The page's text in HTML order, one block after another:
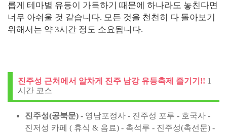
롭게 테마별 유등이 가득하기 때문에 하나라도 놓친다면
너무 아쉬울 것 같습니다. 모든 것을 천천히 다 돌아보기
위해서는 약 3시간 정도 소요됩니다.
진주성 근처에서 알차게 진주 남강 유등축제 즐기기!! 1
시간 코스
진주성(공북문) - 영남포정사 - 진주성 포루 - 호국사 -
진저성 카페 ( 휴식 & 음료) - 촉석루 - 진주성(촉선문) -